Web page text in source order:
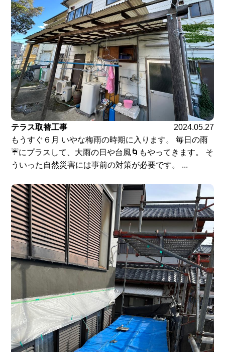
テラス取替工事
2024.05.27
もうすぐ６月 いやな梅雨の時期に入ります。 毎日の雨
☔にプラスして、大雨の日や台風🌀もやってきます。 そ
ういった自然災害には事前の対策が必要です。 ...